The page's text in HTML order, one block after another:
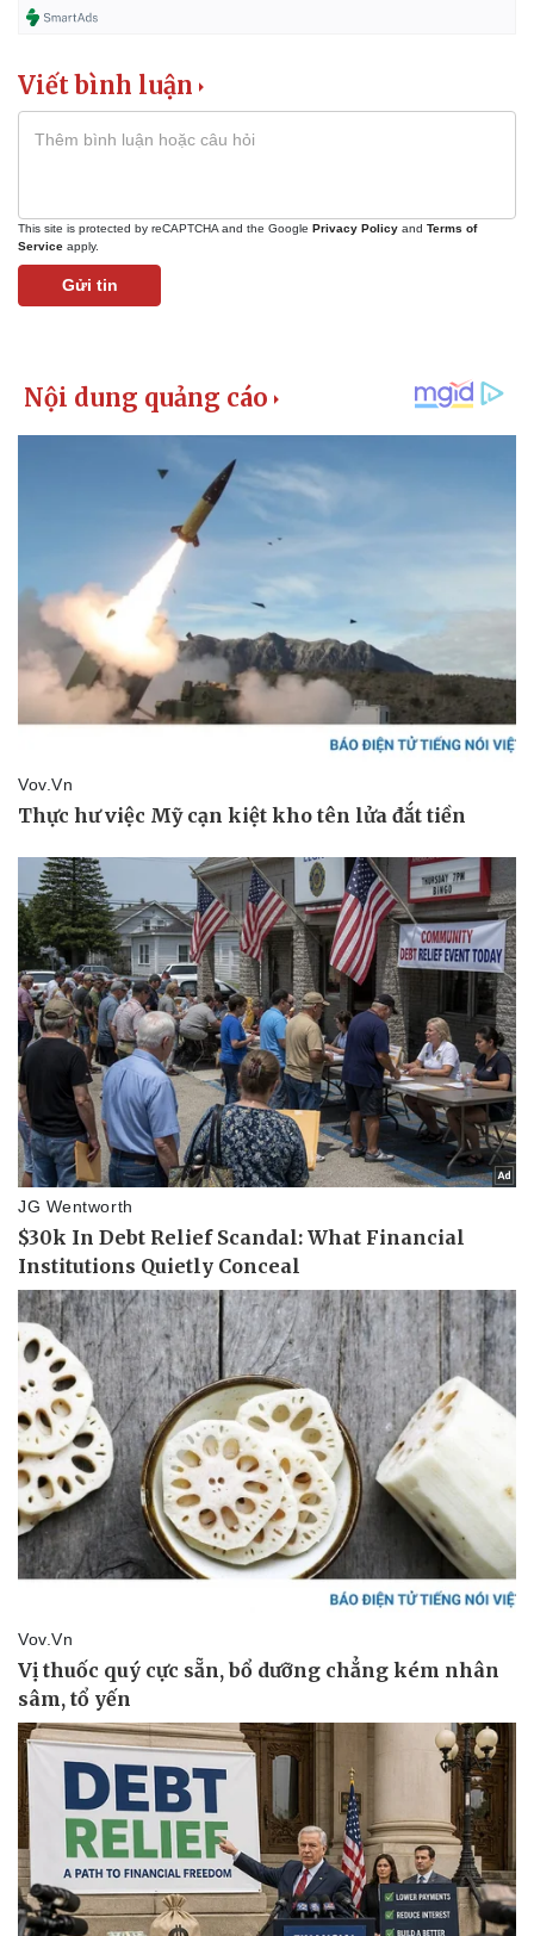
Bóng đá
Lịch thi đấu bóng đá
Thế giới thể thao
Tư vấn
Viết bình luận
This site is protected by reCAPTCHA and the Google Privacy Policy and Terms of
Service apply.
Gửi tin